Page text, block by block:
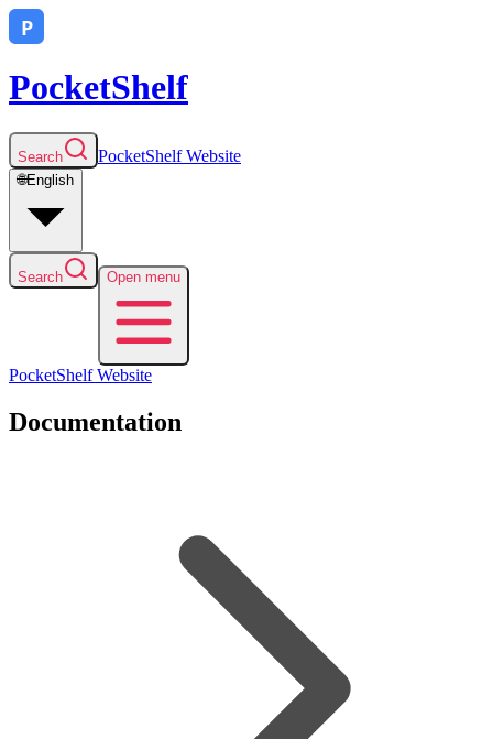
PocketShelf
Search PocketShelfWebsite
🌐English
Search Open menu
PocketShelfWebsite
Documentation